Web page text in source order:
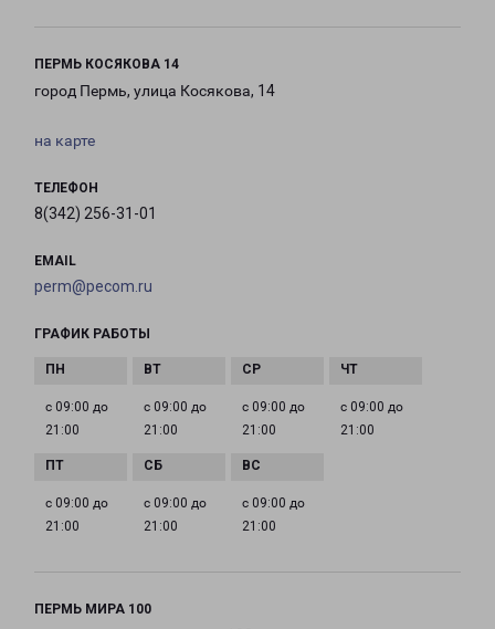
ПЕРМЬ КОСЯКОВА 14
город Пермь, улица Косякова, 14
на карте
ТЕЛЕФОН
8(342) 256-31-01
EMAIL
perm@pecom.ru
ГРАФИК РАБОТЫ
с 09:00 до
21:00
с 09:00 до
21:00
с 09:00 до
21:00
с 09:00 до
21:00
с 09:00 до
21:00
с 09:00 до
21:00
с 09:00 до
21:00
ПЕРМЬ МИРА 100